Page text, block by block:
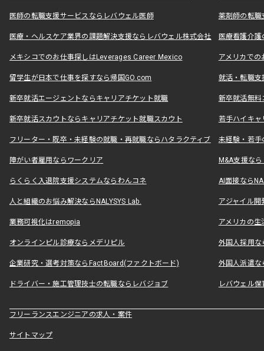
医師の転職支援サービスならレバウェル医師 薬剤師の転
医療・ヘルスケア業界の課題解決支援ならレバウェル株式会社 医療看護介
メキシコでのお仕事探しはLeverages Career Mexico アメリカで
留学生が日本で仕事を探すなら帰国GO.com 就活・転職
新卒就活エージェントならキャリアチケット就職 新卒就活無料
新卒就活スカウトならキャリアチケット就職スカウト 若手ハイキ
フリーター・既卒・未経験の就職・再就職ならハタラクティブ 未経験・若手
障がい者雇用ならワークリア M&A支援な
らくらく入退院支援システムならわんコネ AI面接なら
人と組織のお悩み解決ならNALYSYS Lab. アジャイル
業務可視化はremopia アメリカの
オンラインピル診療ならメデリピル 外国人採用
企業研究・選考対策ならFactBoard(ファクトボード) 外国人派遣な
ドライバー・施工管理技士の転職ならレバジョブ レバウェル
フリーランスエンジニアの求人・案件
サイトマップ